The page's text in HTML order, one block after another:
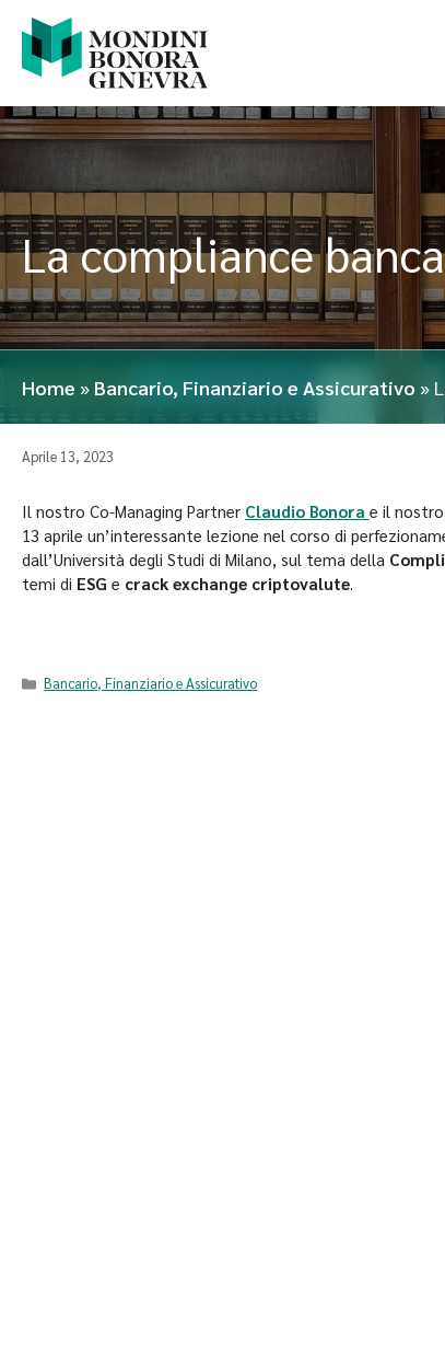
La compliance
Home » Bancario, Finanziario e Assicurativo »
Aprile 13, 2023
Il nostro Co-Managing Partner Claudio Bonora e il
13 aprile un’interessante lezione nel corso di
dall’Università degli Studi di Milano, sul tema della
temi di ESG e crack exchange criptovalute.
Bancario, Finanziario e Assicurativo